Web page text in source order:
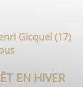
Gicquel (17)
EN HIVER